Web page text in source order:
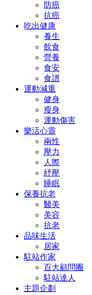
防癌
抗癌
吃出健康
養生
飲食
營養
食安
食譜
運動減重
健身
瘦身
運動傷害
樂活心靈
兩性
壓力
人際
紓壓
睡眠
保養抗老
醫美
美容
抗老
品味生活
居家
駐站作家
百大顧問團
駐站達人
主題企劃